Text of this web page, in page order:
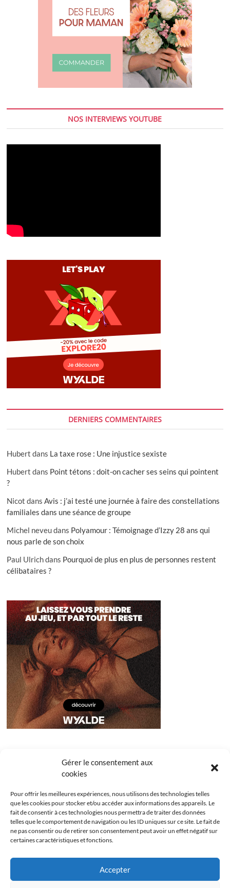
Gérer le consentement aux
cookies
Pour offrir les meilleures expériences, nous utilisons des technologies telles
que les cookies pour stocker et/ou accéder aux informations des appareils. Le
fait de consentir à ces technologies nous permettra de traiter des données
telles que le comportement de navigation ou les ID uniques sur ce site. Le fait de
ne pas consentir ou de retirer son consentement peut avoir un effet négatif sur
certaines caractéristiques et fonctions.
Accepter
NOS INTERVIEWS YOUTUBE
DERNIERS COMMENTAIRES
Hubert dans La taxe rose : Une injustice sexiste
Hubert dans Point tétons : doit-on cacher ses seins qui pointent
?
Nicot dansAvis : j’ai testé une journée à faire des constellations
familiales dans une séance de groupe
Michel neveudans Polyamour : Témoignage d’Izzy 28 ans qui
nous parle de son choix
Paul Ulrichdans Pourquoi de plus en plus de personnes restent
célibataires ?